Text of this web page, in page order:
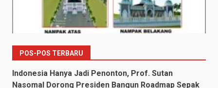
POS-POS TERBARU
Indonesia Hanya Jadi Penonton, Prof. Sutan
Nasomal Dorong Presiden Bangun Roadmap Sepak